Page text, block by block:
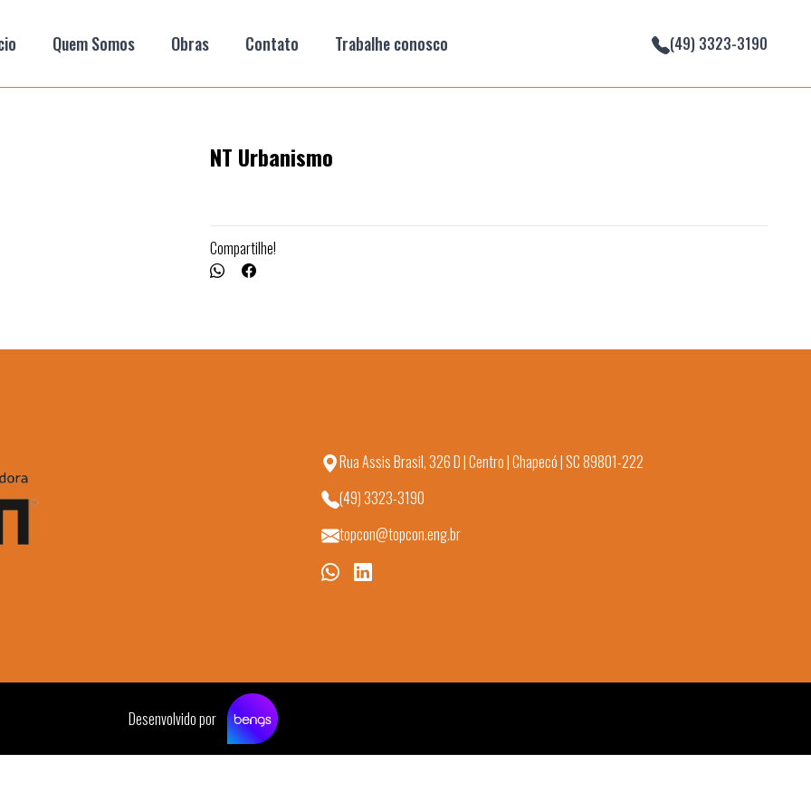
Quem Somos Obras Contato Trabalhe conosco (49) 3323-3190
NT Urbanismo
Compartilhe!
Rua Assis Brasil, 326 D | Centro | Chapecó | SC 89801-222
(49) 3323-3190
topcon@topcon.eng.br
Desenvolvido por